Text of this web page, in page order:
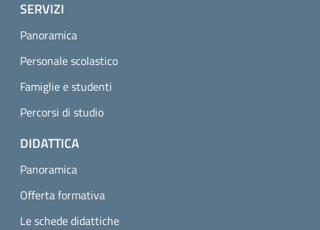
SERVIZI
Panoramica
Personale scolastico
Famiglie e studenti
Percorsi di studio
DIDATTICA
Panoramica
Offerta formativa
Le schede didattiche